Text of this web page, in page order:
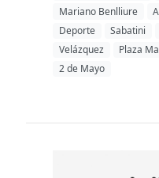
Mariano Benlliure
Deporte
Sabatini
Velázquez
Plaza
2 de Mayo